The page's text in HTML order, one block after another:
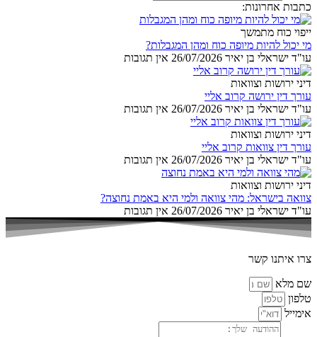
כתבות אחרונות:
ייפוי כוח מתמשך
מי יכול להיות מיופה כוח ומהן המגבלות?
עו"ד ישראלי בן יאיר 26/07/2026 אין תגובות
דיני ירושות וצוואות
עורך דין ירושה קרוב אליי
עו"ד ישראלי בן יאיר 26/07/2026 אין תגובות
דיני ירושות וצוואות
עורך דין צוואות קרוב אליי
עו"ד ישראלי בן יאיר 26/07/2026 אין תגובות
דיני ירושות וצוואות
צוואה בישראל: מהי צוואה ולמי היא באמת נחוצה?
עו"ד ישראלי בן יאיר 26/07/2026 אין תגובות
צרו איתנו קשר
שם מלא
טלפון
אימייל